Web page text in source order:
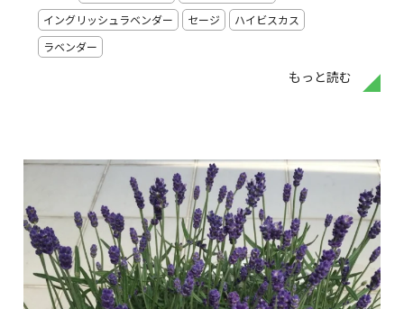
もっと読む
イングリッシュラベンダー セージ
ハイビスカス
ラベンダー